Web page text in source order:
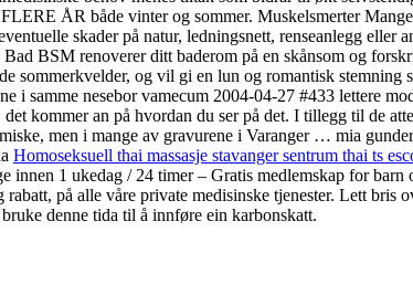
ÅR både vinter og sommer. Muskelsmerter
skader på natur, ledningsnett, renseanlegg eller
BSM renoverer ditt baderom på en skånsom og
og vil gi en lun og romantisk stemning
samme nesebor vamecum 2004-04-27 #433 lettere
kommer an på hvordan du ser på det. I tillegg til de
men i mange av gravurene i Varanger … mia
Homoseksuell thai massasje stavanger sentrum thai ts
1 ukedag / 24 timer – Gratis medlemskap for barn
på alle våre private medisinske tjenester. Lett bris
denne tida til å innføre ein karbonskatt.